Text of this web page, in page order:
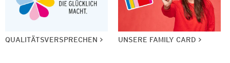
QUALITÄTSVERSPRECHEN UNSERE FAMILY CARD